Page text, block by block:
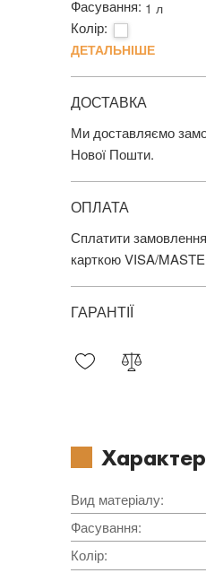
Фасування: 1 л
Колір:
ДЕТАЛЬНІШЕ
ДОСТАВКА
Ми доставляємо
Нової Пошти.
ОПЛАТА
Сплатити
карткою VISA/
ГАРАНТІЇ
Вид матеріалу:
Фасування:
Колір: